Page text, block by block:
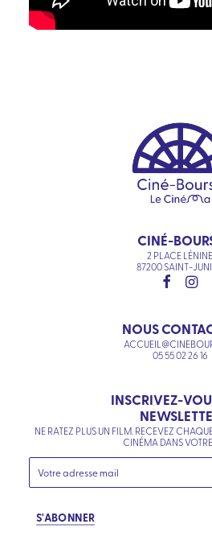
CINÉ-
2 PLACE LÉNINE
87200 SAINT-
NOUS
05 55 02 26 16
INSCRIVEZ-
NE RATEZ PLUS UN FILM. RECEVEZ
CINÉMA DANS VOTRE
S'ABONNER